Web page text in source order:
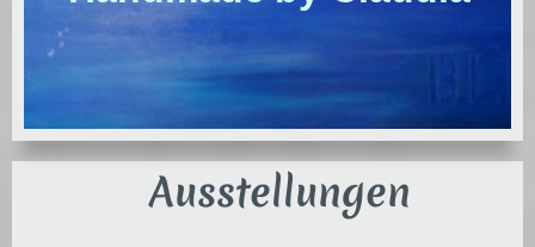
Ausstellungen